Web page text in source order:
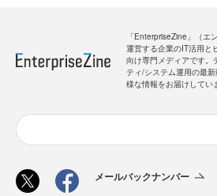
「EnterpriseZine」（エ
運営する企業のIT活用と
向け専門メディアです。
ティ/システム運用の最
様な情報をお届けしてい
メールバックナンバー